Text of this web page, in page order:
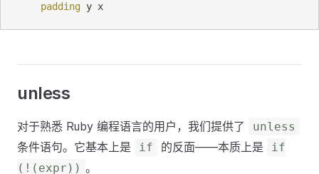
padding y x
unless
对于熟悉 Ruby 编程语言的用户，我们提供了 unless
条件语句。它基本上是 if 的反面——本质上是
if
(!(expr)) 。